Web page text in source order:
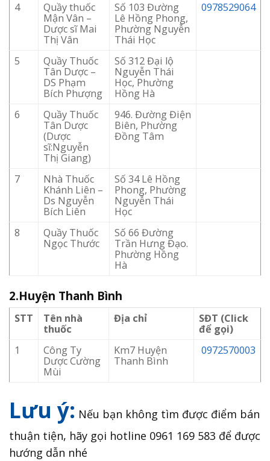
4
Quầy thuốc
Mận Vân –
Dược sĩ Mai
Thị Vân
Số 103 Đường
Lê Hồng Phong,
Phường Nguyễn
Thái Học
0978529064
5
Quầy Thuốc
Tân Dược –
DS Phạm
Bích Phượng
Số 312 Đại lộ
Nguyễn Thái
Học, Phường
Hồng Hà
6
Quầy Thuốc
Tân Dược
(Dược
sĩ:Nguyễn
Thị Giang)
946. Đường Điện
Biên, Phường
Đồng Tâm
7
Nhà Thuốc
Khánh Liên –
Ds Nguyễn
Bích Liên
Số 34 Lê Hồng
Phong, Phường
Nguyễn Thái
Học
8
Quầy Thuốc
Ngọc Thước
Số 66 Đường
Trần Hưng Đạo.
Phường Hồng
Hà
2.Huyện Thanh Bình
STT
Tên nhà
thuốc
Địa chỉ
SĐT (Click
để gọi)
1
Công Ty
Dược Cường
Mùi
Km7 Huyện
Thanh Bình
0972570003
Lưu ý: Nếu bạn không tìm được điểm bán
thuận tiện, hãy gọi hotline 0961 169 583 để được
hướng dẫn nhé